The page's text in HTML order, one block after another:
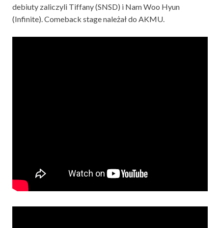
debiuty zaliczyli Tiffany (SNSD) i Nam Woo Hyun
(Infinite). Comeback stage należał do AKMU.